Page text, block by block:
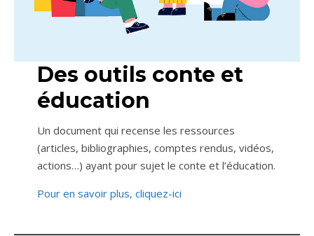
Des outils conte et
éducation
Un document qui recense les ressources
(articles, bibliographies, comptes rendus, vidéos,
actions…) ayant pour sujet le conte et l’éducation.
Pour en savoir plus, cliquez-ici